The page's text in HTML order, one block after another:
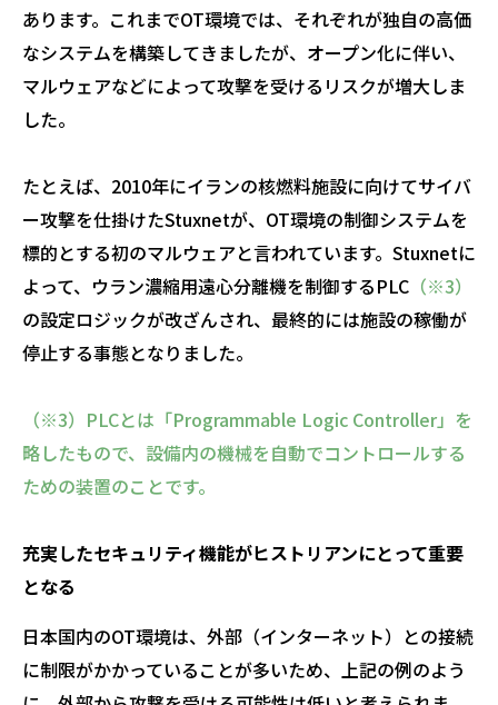
あります。これまでOT環境では、それぞれが独自の高価
なシステムを構築してきましたが、オープン化に伴い、
マルウェアなどによって攻撃を受けるリスクが増大しま
した。
たとえば、2010年にイランの核燃料施設に向けてサイバ
ー攻撃を仕掛けたStuxnetが、OT環境の制御システムを
標的とする初のマルウェアと言われています。Stuxnetに
よって、ウラン濃縮用遠心分離機を制御するPLC （※3）
の設定ロジックが改ざんされ、最終的には施設の稼働が
停止する事態となりました。
（※3）PLCとは「Programmable Logic Controller」を
略したもので、設備内の機械を自動でコントロールする
ための装置のことです。
充実したセキュリティ機能がヒストリアンにとって重要
となる
日本国内のOT環境は、外部（インターネット）との接続
に制限がかかっていることが多いため、上記の例のよう